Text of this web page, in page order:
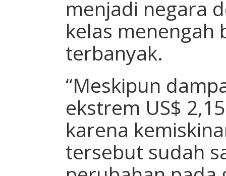
menjadi negara
kelas menengah
terbanyak.
“Meskipun
ekstrem US$
karena
tersebut sudah